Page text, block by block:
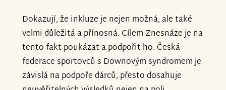
Dokazují, že inkluze je nejen možná, ale také
velmi důležitá a přínosná. Cílem Znesnáze je na
tento fakt poukázat a podpořit ho. Česká
federace sportovců s Downovým syndromem je
závislá na podpoře dárců, přesto dosahuje